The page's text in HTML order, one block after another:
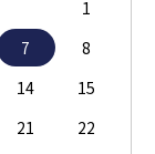
1
7
8
14
15
21
22